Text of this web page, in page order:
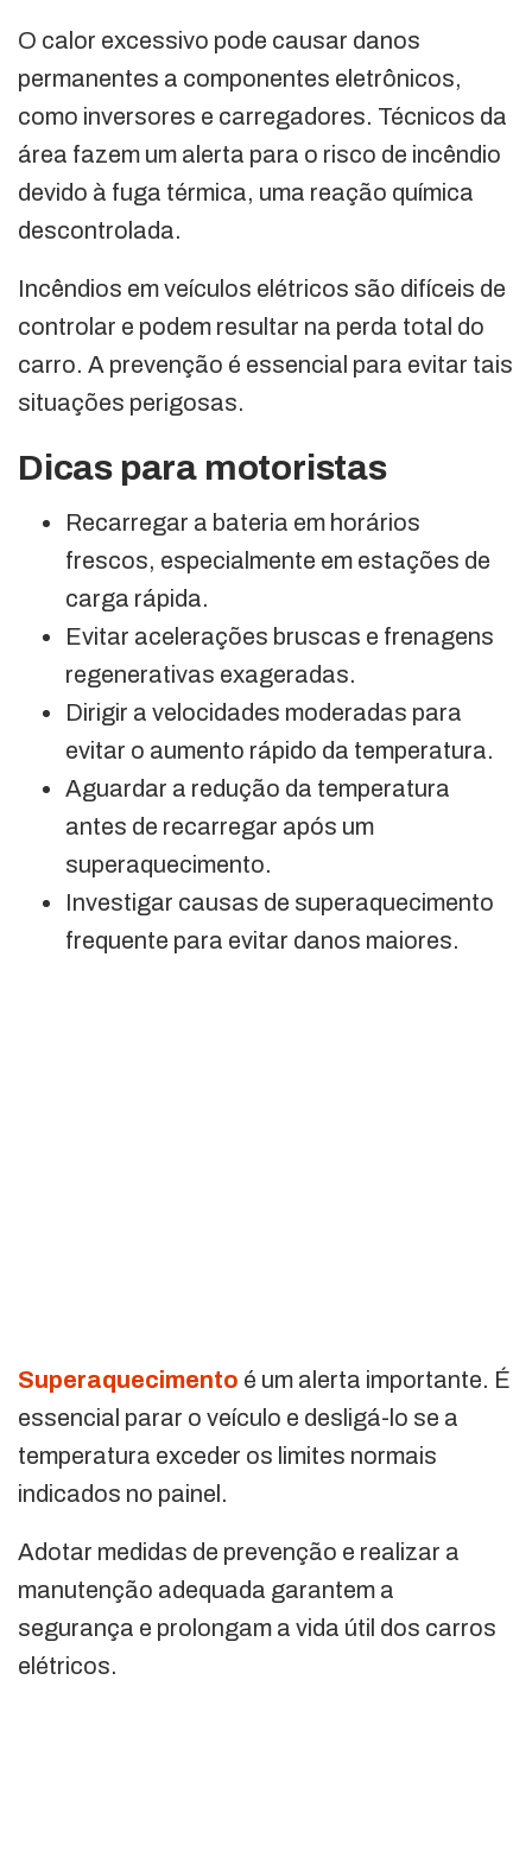
O calor excessivo pode causar danos
permanentes a componentes eletrônicos,
como inversores e carregadores. Técnicos da
área fazem um alerta para o risco de incêndio
devido à fuga térmica, uma reação química
descontrolada.
Incêndios em veículos elétricos são difíceis de
controlar e podem resultar na perda total do
carro. A prevenção é essencial para evitar tais
situações perigosas.
Dicas para motoristas
Recarregar a bateria em horários
frescos, especialmente em estações de
carga rápida.
Evitar acelerações bruscas e frenagens
regenerativas exageradas.
Dirigir a velocidades moderadas para
evitar o aumento rápido da temperatura.
Aguardar a redução da temperatura
antes de recarregar após um
superaquecimento.
Investigar causas de superaquecimento
frequente para evitar danos maiores.
Superaquecimento é um alerta importante. É
essencial parar o veículo e desligá-lo se a
temperatura exceder os limites normais
indicados no painel.
Adotar medidas de prevenção e realizar a
manutenção adequada garantem a
segurança e prolongam a vida útil dos carros
elétricos.